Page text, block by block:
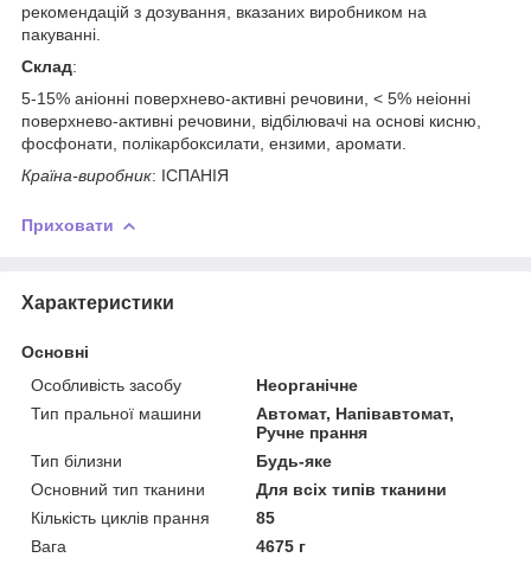
рекомендацій з дозування, вказаних виробником на
пакуванні.
Склад:
5-15% аніонні поверхнево-активні речовини, < 5% неіонні
поверхнево-активні речовини, відбілювачі на основі кисню,
фосфонати, полікарбоксилати, ензими, аромати.
Країна-виробник: ІСПАНІЯ
Приховати
Характеристики
Основні
Особливість засобу
Неорганічне
Тип пральної машини
Автомат, Напівавтомат,
Ручне прання
Тип білизни
Будь-яке
Основний тип тканини
Для всіх типів тканини
Кількість циклів прання
85
Вага
4675 г